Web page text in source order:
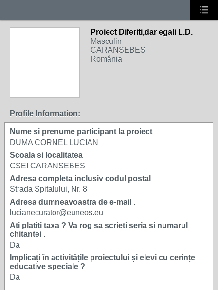
Proiect Diferiti,dar egali L.D.
Masculin
CARANSEBES
România
Profile Information:
Nume si prenume participant la proiect
DUMA CORNEL LUCIAN
Scoala si localitatea
CSEI CARANSEBES
Adresa completa inclusiv codul postal
Strada Spitalului, Nr. 8
Adresa dumneavoastra de e-mail .
lucianecurator@euneos.eu
Ati platiti taxa ? Va rog sa scrieti seria si numarul
chitantei .
Da
Implicați în activitățile proiectului și elevi cu cerințe
educative speciale ?
Da